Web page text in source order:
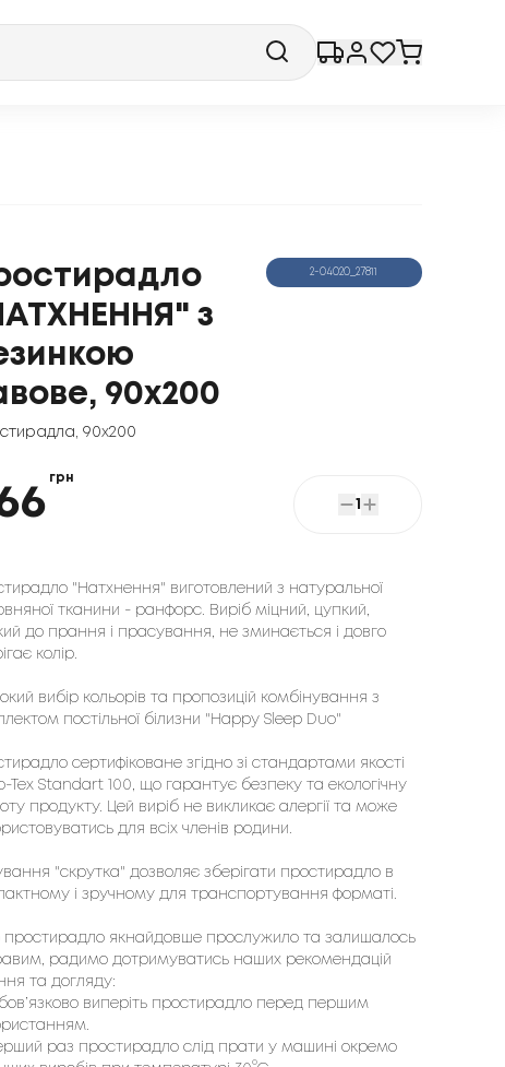
з
90x200
90x200
2-04020_27811
грн
1
"Натхнення" виготовлений з натуральної
тканини - ранфорс. Виріб міцний, цупкий,
до прання і прасування, не зминається і довго
колір.
вибір кольорів та пропозицій комбінування з
постільної білизни "Happy Sleep Duo"
сертифіковане згідно зі стандартами якості
Tex Standart 100, що гарантує безпеку та екологічну
продукту. Цей виріб не викликає алергії та може
для всіх членів родини.
"скрутка" дозволяє зберігати простирадло в
і зручному для транспортування форматі.
простирадло якнайдовше прослужило та залишалось
радимо дотримуватись наших рекомендацій
та догляду:
виперіть простирадло перед першим
раз простирадло слід прати у машині окремо